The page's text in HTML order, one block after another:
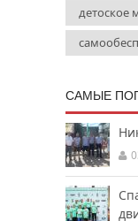
детоское
САМЫЕ